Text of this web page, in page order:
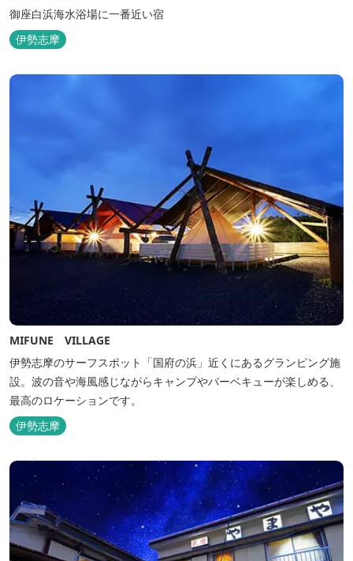
御座白浜海水浴場に一番近い宿
伊勢志摩
MIFUNE VILLAGE
伊勢志摩のサーフスポット「国府の浜」近くにあるグランピング施
設。波の音や海風感じながらキャンプやバーベキューが楽しめる、
最高のロケーションです。
伊勢志摩